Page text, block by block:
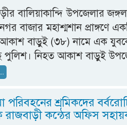
বালিয়াকান্দি উপজেলার
বাজার মহাশ্মশান প্রাঙ্গণে
বাড়ুই (৩৮) নামে এক
পুলিশ। নিহত আকাশ বাড়ুই
পরিবহনের শ্রমিকদের
রাজবাড়ী কন্ঠের অফিস